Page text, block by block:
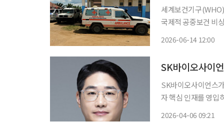
세계보건기구
국제적 공중보건 비
2026-06-14 12:00
SK바이오사이언스
자 핵심 인재를 영입하고 연구지원
2026-04-06 09:21